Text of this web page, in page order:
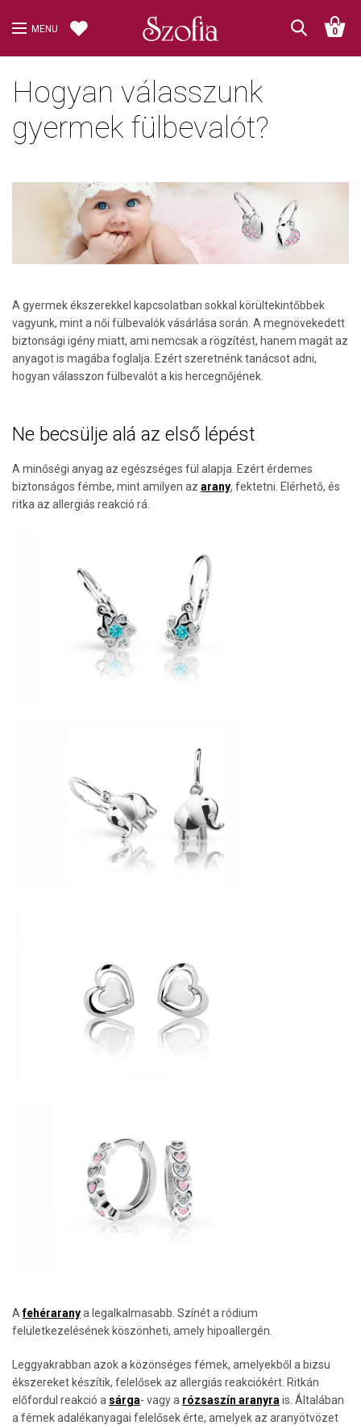
MENU 0
Hogyan válasszunk
gyermek fülbevalót?
A gyermek ékszerekkel kapcsolatban sokkal körültekintőbbek
vagyunk, mint a női fülbevalók vásárlása során. A megnövekedett
biztonsági igény miatt, ami nemcsak a rögzítést, hanem magát az
anyagot is magába foglalja. Ezért szeretnénk tanácsot adni,
hogyan válasszon fülbevalót a kis hercegnőjének.
Ne becsülje alá az első lépést
A minőségi anyag az egészséges fül alapja. Ezért érdemes
biztonságos fémbe, mint amilyen az arany, fektetni. Elérhető, és
ritka az allergiás reakció rá.
Afehéraranya legalkalmasabb. Színét a ródium
felületkezelésének köszönheti, amely hipoallergén.
Leggyakrabban azok a közönséges fémek, amelyekből a bizsu
ékszereket készítik, felelősek az allergiás reakciókért. Ritkán
előfordul reakció a sárga- vagy a rózsaszín aranyra is. Általában
a fémek adalékanyagai felelősek érte, amelyek az aranyötvözet